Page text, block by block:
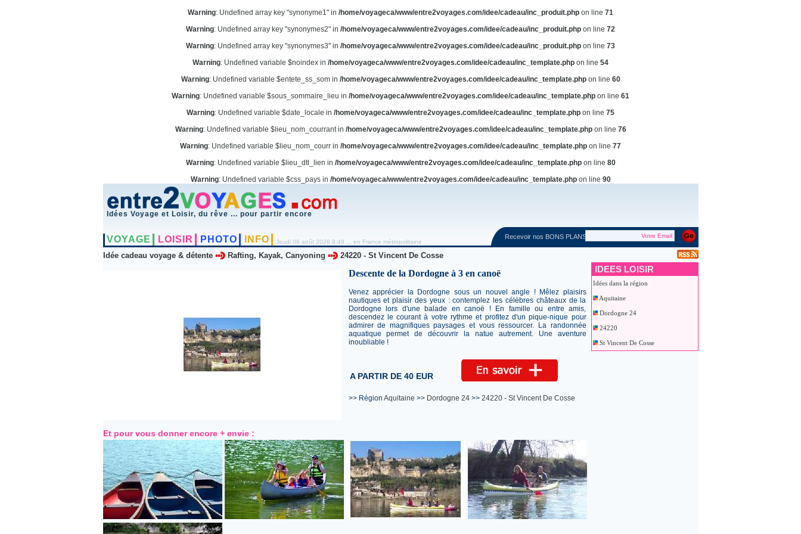
Warning: Undefined array key "synonyme1" in /home/voyageca/www/entre2voyages.com/idee/cadeau/inc_produit.php on line 71
Warning: Undefined array key "synonymes2" in /home/voyageca/www/entre2voyages.com/idee/cadeau/inc_produit.php on line 72
Warning: Undefined array key "synonymes3" in /home/voyageca/www/entre2voyages.com/idee/cadeau/inc_produit.php on line 73
Warning: Undefined variable $noindex in /home/voyageca/www/entre2voyages.com/idee/cadeau/inc_template.php on line 54
Warning: Undefined variable $entete_ss_som in /home/voyageca/www/entre2voyages.com/idee/cadeau/inc_template.phpon line 60
Warning: Undefined variable $sous_sommaire_lieu in /home/voyageca/www/entre2voyages.com/idee/cadeau/inc_template.php on line 61
Warning: Undefined variable $date_locale in /home/voyageca/www/entre2voyages.com/idee/cadeau/inc_template.php on line 75
Warning: Undefined variable $lieu_nom_courrant in /home/voyageca/www/entre2voyages.com/idee/cadeau/inc_template.phpon line 76
Warning: Undefined variable $lieu_nom_courr in /home/voyageca/www/entre2voyages.com/idee/cadeau/inc_template.php on line 77
Warning: Undefined variable $lieu_dtl_lien in /home/voyageca/www/entre2voyages.com/idee/cadeau/inc_template.phpon line 80
Warning: Undefined variable $css_pays in /home/voyageca/www/entre2voyages.com/idee/cadeau/inc_template.phpon line 90
Idées Voyage et Loisir, du rêve ... pour partir encore
VOYAGE LOISIR PHOTO INFO Jeudi 06 août 2026 8:49 ... en France métropolitaine
Recevoir nos BONS PLANS
Idée cadeau voyage & détente Rafting, Kayak, Canyoning 24220- St Vincent De Cosse
IDEES LOISIR
Idées dans la région
Aquitaine
Dordogne 24
24220
St Vincent De Cosse
Descente de la Dordogne à 3 en canoë
Venez apprécier la Dordogne sous un nouvel angle ! Mêlez plaisirs
nautiques et plaisir des yeux : contemplez les célèbres châteaux de la
Dordogne lors d'une balade en canoë ! En famille ou entre amis,
descendez le courant à votre rythme et profitez d'un pique-nique pour
admirer de magnifiques paysages et vous ressourcer. La randonnée
aquatique permet de découvrir la natue autrement. Une aventure
inoubliable !
A PARTIR DE 40 EUR
>> Région Aquitaine >> Dordogne 24>> 24220- St Vincent De Cosse
Et pour vous donner encore + envie :